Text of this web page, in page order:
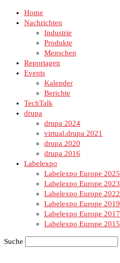
Home
Nachrichten
Industrie
Produkte
Menschen
Reportagen
Events
Kalender
Berichte
TechTalk
drupa
drupa 2024
virtual.drupa 2021
drupa 2020
drupa 2016
Labelexpo
Labelexpo Europe 2025
Labelexpo Europe 2023
Labelexpo Europe 2022
Labelexpo Europe 2019
Labelexpo Europe 2017
Labelexpo Europe 2015
Suche